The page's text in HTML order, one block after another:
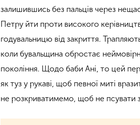
залишившись без пальців через
Петру йти проти високого
годувальницю від закриття.
коли бувальщина обростає
покоління. Щодо баби Ані, то цей
як туз у рукаві, щоб певної миті
не розкриватимемо, щоб не псувати